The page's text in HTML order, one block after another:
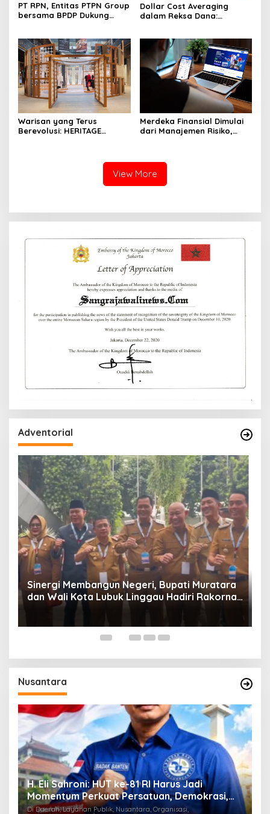
PT RPN, Entitas PTPN Group
bersama BPDP Dukung
Sehat Berbasis Minyak
Sawit
Dollar Cost Averaging
dalam Reksa Dana:
Warisan yang Terus
Berevolusi: HERITAGE
Merdeka Finansial Dimulai
dari Manajemen Risiko,
View More
Adventorial
Sinergi Membangun Negeri, Bupati Muratara
dan Wali Kota Lubuk Linggau Hadiri Rakornas
2026 Di Sentul,
Nusantara
H. Eli Sahroni: HUT ke-81 RI Harus Jadi
Momentum Perkuat Persatuan, Demokrasi,
dan Lawan Korupsi
Di Daerah, Layanan Publik, Nusantara, Organisasi,